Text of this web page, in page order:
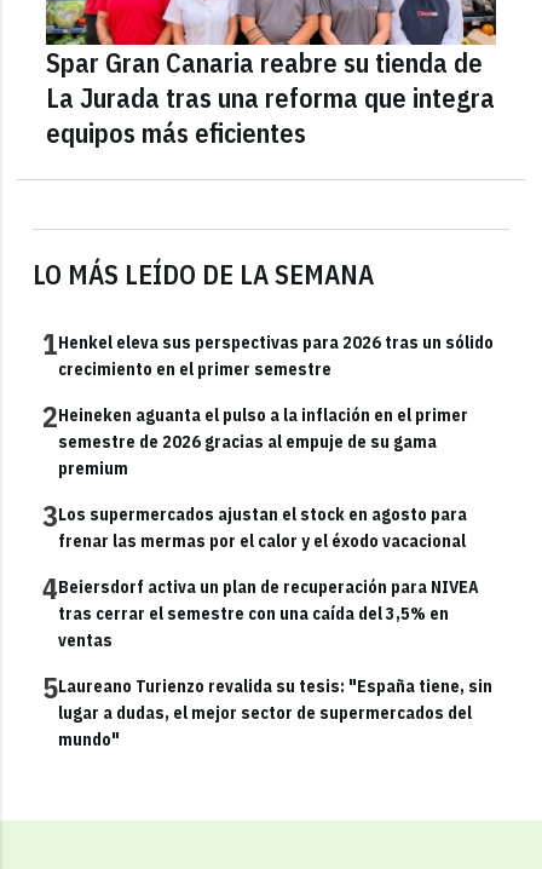
LO MÁS LEÍDO DE LA SEMANA
1Henkel eleva sus perspectivas para 2026 tras un sólido
crecimiento en el primer semestre
2Heineken aguanta el pulso a la inflación en el primer
semestre de 2026 gracias al empuje de su gama
premium
3Los supermercados ajustan el stock en agosto para
frenar las mermas por el calor y el éxodo vacacional
4Beiersdorf activa un plan de recuperación para NIVEA
tras cerrar el semestre con una caída del 3,5% en
ventas
5Laureano Turienzo revalida su tesis: "España tiene, sin
lugar a dudas, el mejor sector de supermercados del
mundo"
Spar Gran Canaria reabre su tienda de
La Jurada tras una reforma que integra
equipos más eficientes